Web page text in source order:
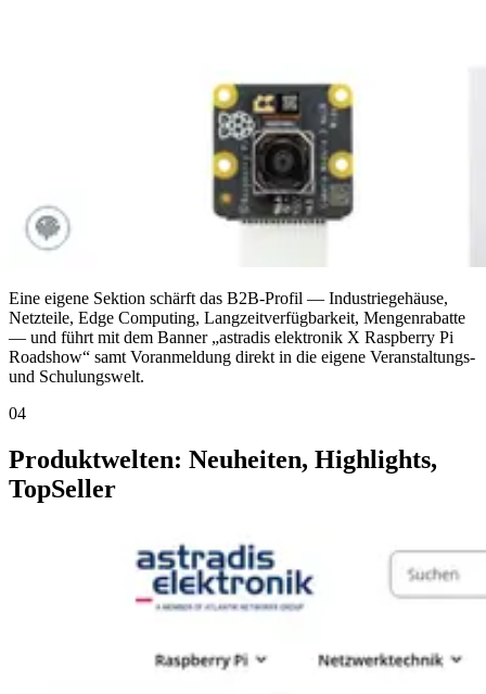
Eine eigene Sektion schärft das B2B-Profil — Industriegehäuse,
Netzteile, Edge Computing, Langzeitverfügbarkeit, Mengenrabatte
— und führt mit dem Banner „astradis elektronik X Raspberry Pi
Roadshow“ samt Voranmeldung direkt in die eigene Veranstaltungs-
und Schulungswelt.
04
Produktwelten: Neuheiten, Highlights,
TopSeller